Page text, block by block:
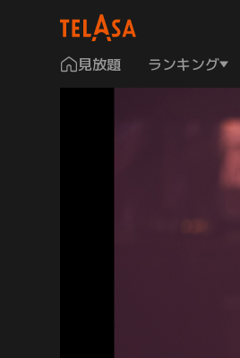
見放題 ランキング